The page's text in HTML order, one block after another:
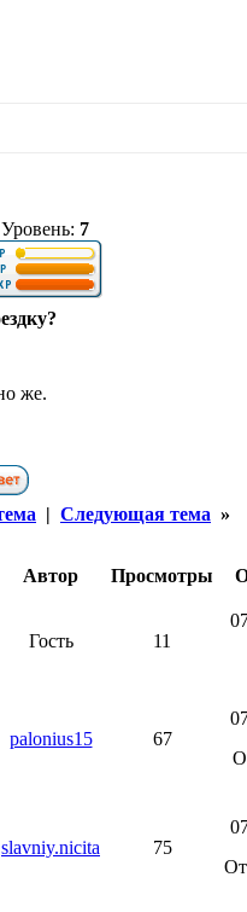
Уровень: 7
же.
| Следующая тема »
Автор Просмотры
Гость 11
palonius15 67
slavniy.nicita 75